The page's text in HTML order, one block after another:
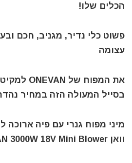
הכלים שלו!
פשוט כלי נדיר, מגניב, חכם
עצומה
בסייל המעולה הזה במחיר
מיני מפוח גנרי עם פיה ארוכה
וואן ONEVAN 3000W 18V Mini Blower